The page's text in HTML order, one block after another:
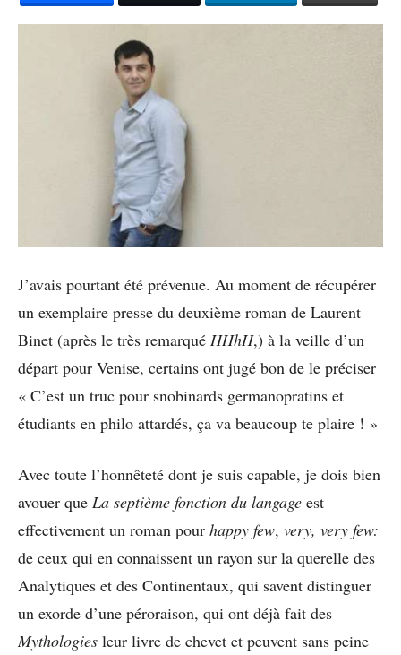
J’avais pourtant été prévenue. Au moment de récupérer
un exemplaire presse du deuxième roman de Laurent
Binet (après le très remarqué HHhH,) à la veille d’un
départ pour Venise, certains ont jugé bon de le préciser
« C’est un truc pour snobinards germanopratins et
étudiants en philo attardés, ça va beaucoup te plaire ! »
Avec toute l’honnêteté dont je suis capable, je dois bien
avouer que La septième fonction du langage est
effectivement un roman pour happy few, very, very few:
de ceux qui en connaissent un rayon sur la querelle des
Analytiques et des Continentaux, qui savent distinguer
un exorde d’une péroraison, qui ont déjà fait des
Mythologies leur livre de chevet et peuvent sans peine